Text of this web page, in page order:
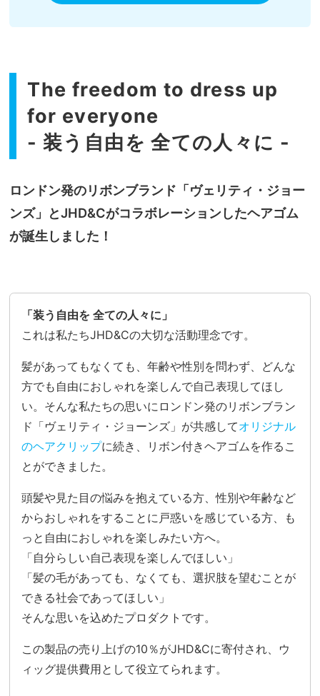
The freedom to dress up
for everyone
- 装う自由を 全ての人々に -
ロンドン発のリボンブランド「ヴェリティ・ジョー
ンズ」とJHD&Cがコラボレーションしたヘアゴム
が誕生しました！
「装う自由を 全ての人々に」
これは私たちJHD&Cの大切な活動理念です。
髪があってもなくても、年齢や性別を問わず、どんな
方でも自由におしゃれを楽しんで自己表現してほし
い。そんな私たちの思いにロンドン発のリボンブラン
ド「ヴェリティ・ジョーンズ」が共感してオリジナル
のヘアクリップに続き、リボン付きヘアゴムを作るこ
とができました。
頭髪や見た目の悩みを抱えている方、性別や年齢など
からおしゃれをすることに戸惑いを感じている方、も
っと自由におしゃれを楽しみたい方へ。
「自分らしい自己表現を楽しんでほしい」
「髪の毛があっても、なくても、選択肢を望むことが
できる社会であってほしい」
そんな思いを込めたプロダクトです。
この製品の売り上げの10％がJHD&Cに寄付され、ウ
ィッグ提供費用として役立てられます。